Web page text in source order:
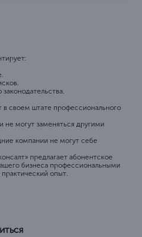
в своем штате профессионального
не могут заменяться другими
компании не могут себе
предлагает абонентское
бизнеса профессиональными
опыт.